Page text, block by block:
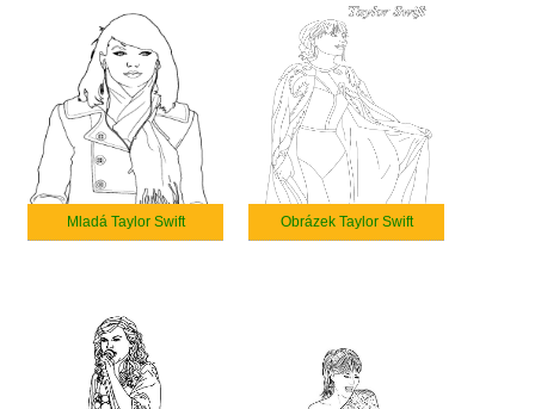
Mladá Taylor Swift Obrázek Taylor Swift